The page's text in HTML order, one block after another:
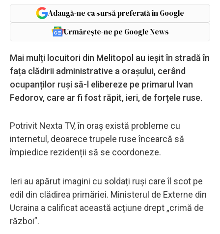
Adaugă-ne ca sursă preferată în Google
Urmărește-ne pe Google News
Mai mulți locuitori din Melitopol au ieșit în stradă în
fața clădirii administrative a orașului, cerând
ocupanților ruși să-l elibereze pe primarul Ivan
Fedorov, care ar fi fost răpit, ieri, de forțele ruse.
Potrivit Nexta TV, în oraș există probleme cu
internetul, deoarece trupele ruse încearcă să
împiedice rezidenții să se coordoneze.
Ieri au apărut imagini cu soldați ruși care îl scot pe
edil din clădirea primăriei. Ministerul de Externe din
Ucraina a calificat această acțiune drept „crimă de
război”.